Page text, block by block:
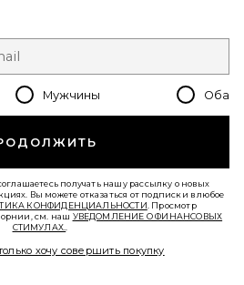
НА ПЛЕЧО, 26 ДЮЙМОВ CRYSTAL
Мужчины Оба
получать нашу рассылку о новых
Вы можете отказаться от подписки в любое
КОНФИДЕНЦИАЛЬНОСТИ . Просмотр
см. наш УВЕДОМЛЕНИЕ О ФИНАНСОВЫХ
СТИМУЛАХ.
хочу совершить покупку